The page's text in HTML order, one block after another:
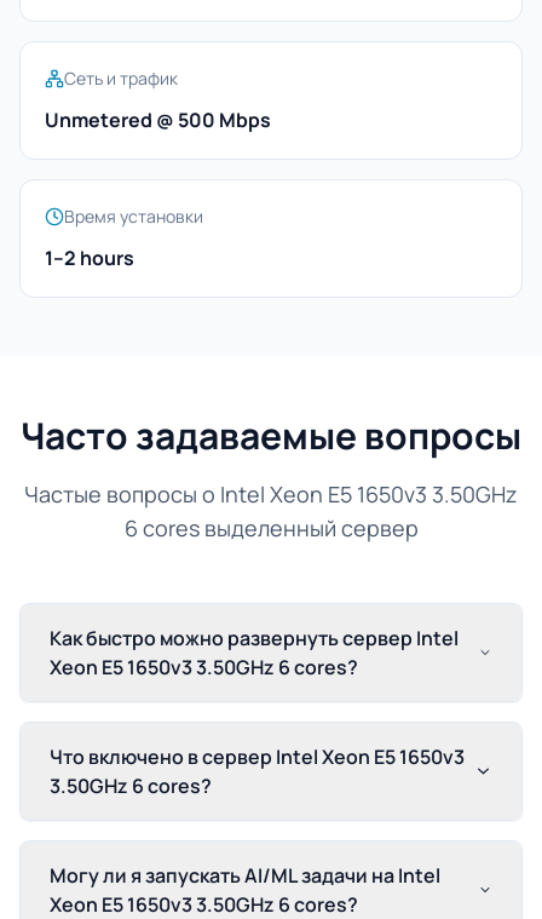
Сеть и трафик
Unmetered @ 500 Mbps
Время установки
1–2 hours
Часто задаваемые вопросы
Частые вопросы о Intel Xeon E5 1650v3 3.50GHz
6 cores выделенный сервер
Как быстро можно развернуть сервер Intel
Xeon E5 1650v3 3.50GHz 6 cores?
Что включено в сервер Intel Xeon E5 1650v3
3.50GHz 6 cores?
Могу ли я запускать AI/ML задачи на Intel
Xeon E5 1650v3 3.50GHz 6 cores?